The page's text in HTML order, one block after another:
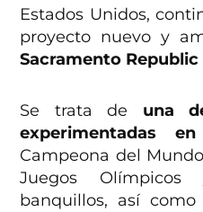
Estados Unidos,
proyecto nuevo y
Sacramento Republic
Se trata de una
experimentadas
Campeona del
Juegos
banquillos, así